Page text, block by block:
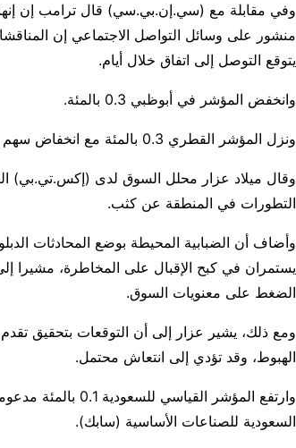
وفي مقابلة مع (سي.إن.بي.سي) قال ​ترامب إن
منشور على وسائل التواصل الاجتماعي إن
يتوقع التوصل إلى اتفاق ​خلال أيام.
وانخفض المؤشر في أبوظبي 0.3 بالمئة.
ونزل المؤشر القطري 0.3 بالمئة مع انخفاض سهم مصرف قطر الإسلامي 1.6 بالمئة.
وقال ميلاد عزار محلل السوق لدى (إكس.تي.بي)
التطورات في المنطقة عن كثب.
وأضاف أن الضبابية المحيطة بوضع المحادثات
يستمران في كبح الإقبال على المخاطرة، مشيرا
الضغط على ​معنويات السوق.
ومع ذلك، ⁠يشير عزار إلى أن التوقعات بتحقيق
الهبوط، وقد تؤدي إلى انتعاش محتمل.
السعودية للصناعات الأساسية (سابك).